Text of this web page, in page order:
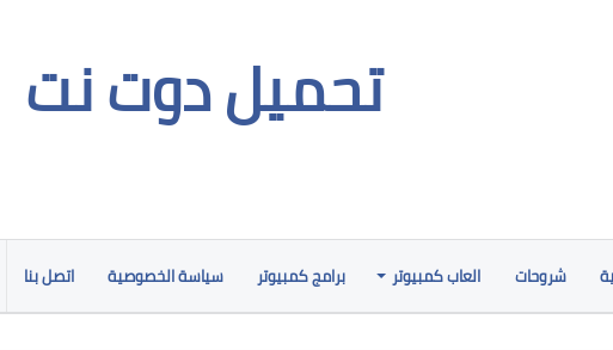
تحميل دوت نت
شروحات العاب كمبيوتر برامج كمبيوتر سياسة الخصوصية اتصل بنا